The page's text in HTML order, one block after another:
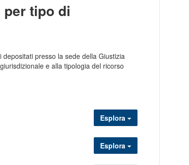
per tipo di
depositati presso la sede della Giustizia
e alla tipologia del ricorso
Esplora
Esplora